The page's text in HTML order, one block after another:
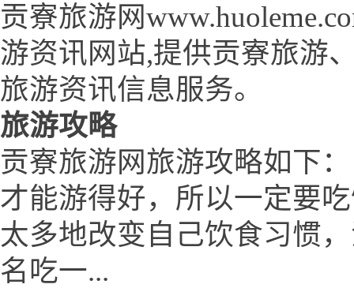
贡寮旅游网
游资讯网站,提供贡寮旅游
旅游资讯信息服务。
旅游攻略
贡寮旅游网旅游攻略如下
才能游得好，所以一定要
太多地改变自己饮食习惯
名吃一...